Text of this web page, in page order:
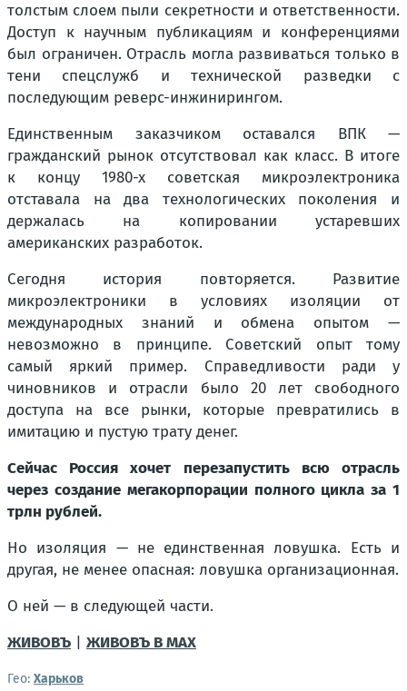
толстым слоем пыли секретности и ответственности.
Доступ к научным публикациям и конференциями
был ограничен. Отрасль могла развиваться только в
тени спецслужб и технической разведки с
последующим реверс-инжинирингом.
Единственным заказчиком оставался ВПК —
гражданский рынок отсутствовал как класс. В итоге
к концу 1980-х советская микроэлектроника
отставала на два технологических поколения и
держалась на копировании устаревших
американских разработок.
Сегодня история повторяется. Развитие
микроэлектроники в условиях изоляции от
международных знаний и обмена опытом —
невозможно в принципе. Советский опыт тому
самый яркий пример. Справедливости ради у
чиновников и отрасли было 20 лет свободного
доступа на все рынки, которые превратились в
имитацию и пустую трату денег.
Сейчас Россия хочет перезапустить всю отрасль
через создание мегакорпорации полного цикла за 1
трлн рублей.
Но изоляция — не единственная ловушка. Есть и
другая, не менее опасная: ловушка организационная.
О ней — в следующей части.
ЖИВОВЪ | ЖИВОВЪ В МАХ
Гео: Харьков